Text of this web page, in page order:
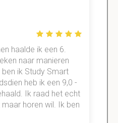
haalde ik een 6.
naar manieren
ik Study Smart
heb ik een 9,0 -
Ik raad het echt
horen wil. Ik ben